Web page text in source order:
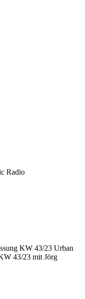
Radio
KW 43/23 Urban
43/23 mit Jörg